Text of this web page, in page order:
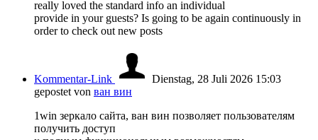
really loved the standard info an individual
provide in your guests? Is going to be again continuously in
order to check out new posts
Kommentar-Link
Dienstag, 28 Juli 2026 15:03
gepostet von ван вин
1win зеркало сайта, ван вин позволяет пользователям
получить доступ